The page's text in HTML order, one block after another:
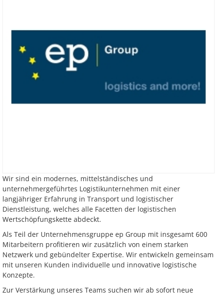
Wir sind ein modernes, mittelständisches und
unternehmergeführtes Logistikunternehmen mit einer
langjähriger Erfahrung in Transport und logistischer
Dienstleistung, welches alle Facetten der logistischen
Wertschöpfungskette abdeckt.
Als Teil der Unternehmensgruppe ep Group mit insgesamt 600
Mitarbeitern profitieren wir zusätzlich von einem starken
Netzwerk und gebündelter Expertise. Wir entwickeln gemeinsam
mit unseren Kunden individuelle und innovative logistische
Konzepte.
Zur Verstärkung unseres Teams suchen wir ab sofort neue